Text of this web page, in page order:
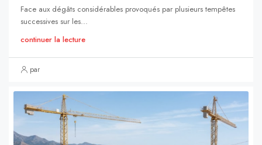
Face aux dégâts considérables provoqués par plusieurs tempêtes
successives sur les...
continuer la lecture
par